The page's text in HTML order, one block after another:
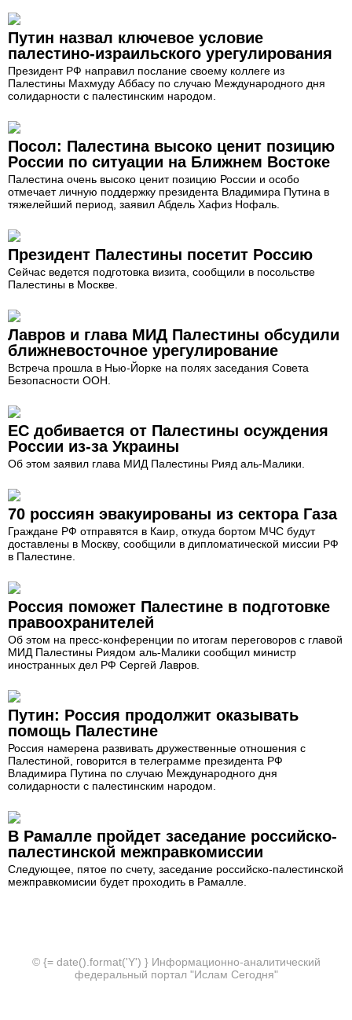
Путин назвал ключевое условие
палестино-израильского урегулирования
Президент РФ направил послание своему коллеге из
Палестины Махмуду Аббасу по случаю Международного дня
солидарности с палестинским народом.
Посол: Палестина высоко ценит позицию
России по ситуации на Ближнем Востоке
Палестина очень высоко ценит позицию России и особо
отмечает личную поддержку президента Владимира Путина в
тяжелейший период, заявил Абдель Хафиз Нофаль.
Президент Палестины посетит Россию
Сейчас ведется подготовка визита, сообщили в посольстве
Палестины в Москве.
Лавров и глава МИД Палестины обсудили
ближневосточное урегулирование
Встреча прошла в Нью-Йорке на полях заседания Совета
Безопасности ООН.
ЕС добивается от Палестины осуждения
России из-за Украины
Об этом заявил глава МИД Палестины Рияд аль-Малики.
70 россиян эвакуированы из сектора Газа
Граждане РФ отправятся в Каир, откуда бортом МЧС будут
доставлены в Москву, сообщили в дипломатической миссии РФ
в Палестине.
Россия поможет Палестине в подготовке
правоохранителей
Об этом на пресс-конференции по итогам переговоров с главой
МИД Палестины Риядом аль-Малики сообщил министр
иностранных дел РФ Сергей Лавров.
Путин: Россия продолжит оказывать
помощь Палестине
Россия намерена развивать дружественные отношения с
Палестиной, говорится в телеграмме президента РФ
Владимира Путина по случаю Международного дня
солидарности с палестинским народом.
В Рамалле пройдет заседание российско-
палестинской межправкомиссии
Следующее, пятое по счету, заседание российско-палестинской
межправкомисии будет проходить в Рамалле.
© {= date().format('Y') } Информационно-аналитический
федеральный портал "Ислам Сегодня"